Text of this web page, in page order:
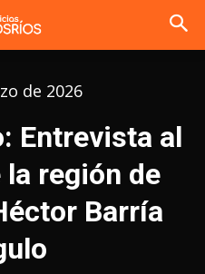
de 2026
Entrevista al
región de
Barría